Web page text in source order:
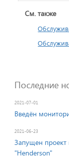
См. также
Последние
2021-07-01
Введён
2021-06-23
Запущен проект
"Неnderson"